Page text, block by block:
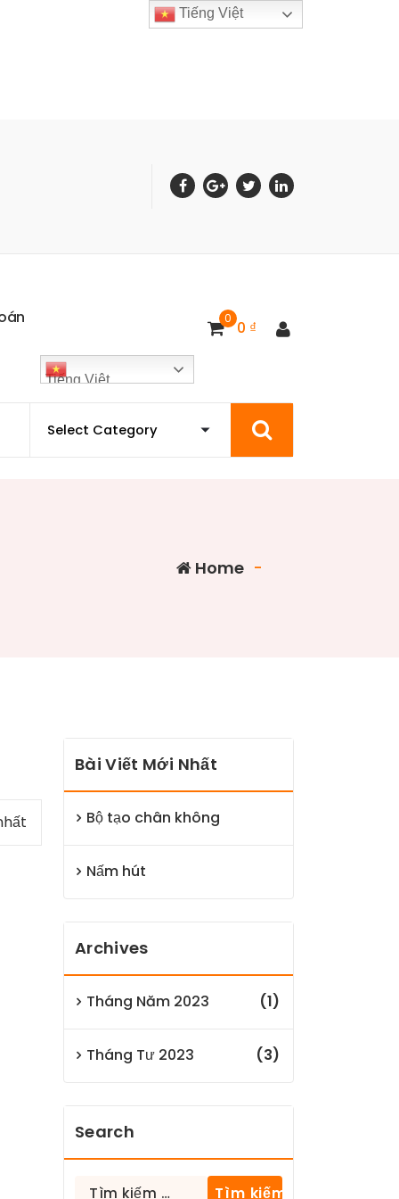
án
Tiếng Việt
0 0 ₫
Home -
Bài Viết Mới Nhất
Bộ tạo chân không
Nấm hút
Archives
Tháng Năm 2023 (1)
Tháng Tư 2023 (3)
Search
Tìm
Tiếng Việt